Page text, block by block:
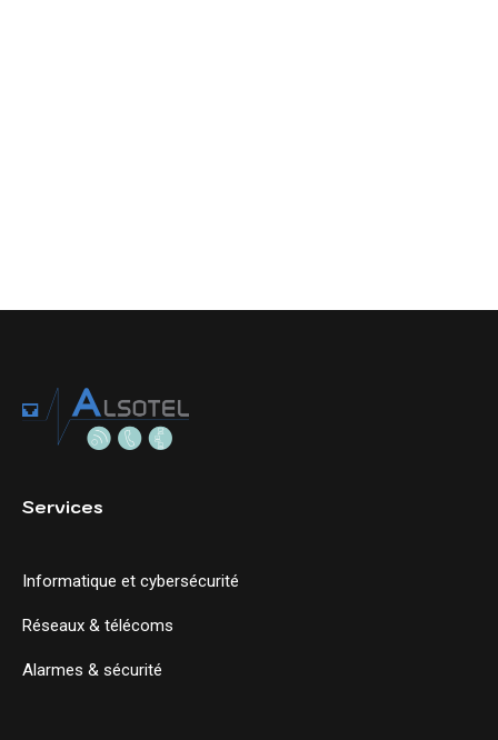
Services
Informatique et cybersécurité
Réseaux & télécoms
Alarmes & sécurité